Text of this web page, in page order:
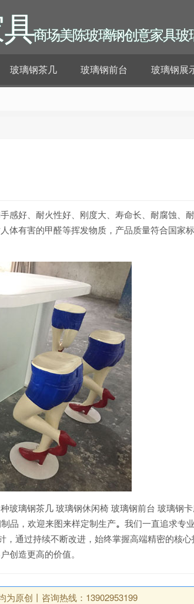
商场美陈玻璃钢创意家具玻
玻璃钢茶几 玻璃钢前台 玻璃钢展
感好、耐火性好、刚度大、寿命长、耐腐蚀、耐
体有害的甲醛等挥发物质，产品质量符合国家
玻璃钢茶几 玻璃钢休闲椅 玻璃钢前台 玻璃钢
品，欢迎来图来样定制生产。 我们一直追求专
通过持续不断改进，始终掌握高端精密的核心
创造更高的价值。
为原创丨咨询热线：13902953199